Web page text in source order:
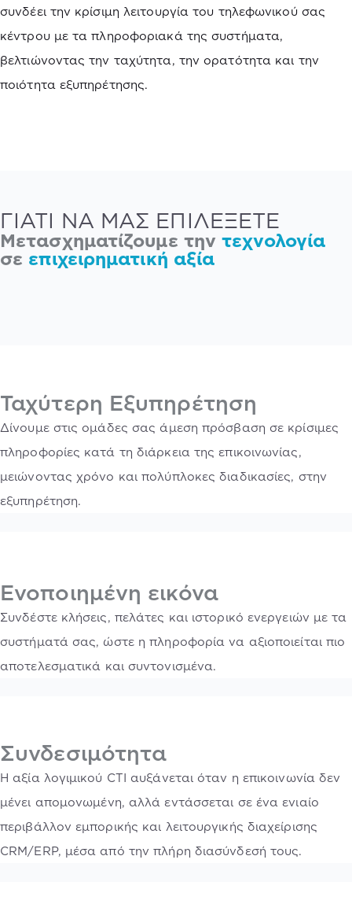
συνδέει την κρίσιμη λειτουργία του τηλεφωνικού σας
κέντρου με τα πληροφοριακά της συστήματα,
βελτιώνοντας την ταχύτητα, την ορατότητα και την
ποιότητα εξυπηρέτησης.
ΓΙΑΤΙ ΝΑ ΜΑΣ ΕΠΙΛΕΞΕΤΕ
Μετασχηματίζουμε τηντεχνολογία
σε επιχειρηματική αξία
Ταχύτερη Εξυπηρέτηση
Δίνουμε στις ομάδες σας άμεση πρόσβαση σε κρίσιμες
πληροφορίες κατά τη διάρκεια της επικοινωνίας,
μειώνοντας χρόνο και πολύπλοκες διαδικασίες, στην
εξυπηρέτηση.
Ενοποιημένη εικόνα
Συνδέστε κλήσεις, πελάτες και ιστορικό ενεργειών με τα
συστήματά σας, ώστε η πληροφορία να αξιοποιείται πιο
αποτελεσματικά και συντονισμένα.
Συνδεσιμότητα
Η αξία λογιμικού CTI αυξάνεται όταν η επικοινωνία δεν
μένει απομονωμένη, αλλά εντάσσεται σε ένα ενιαίο
περιβάλλον εμπορικής και λειτουργικής διαχείρισης
CRM/ERP, μέσα από την πλήρη διασύνδεσή τους.